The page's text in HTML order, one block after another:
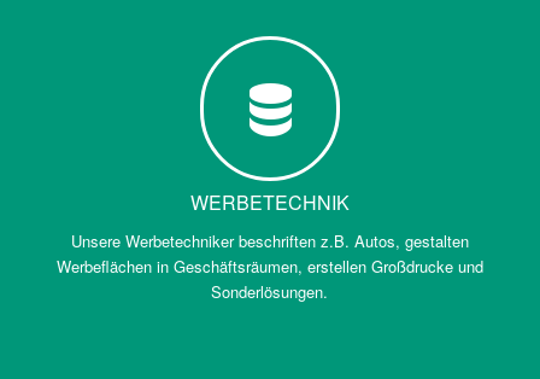
WERBETECHNIK
Unsere Werbetechniker beschriften z.B. Autos, gestalten
Werbeflächen in Geschäftsräumen, erstellen Großdrucke und
Sonderlösungen.